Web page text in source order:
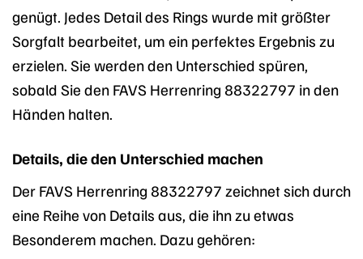
genügt. Jedes Detail des Rings wurde mit größter
Sorgfalt bearbeitet, um ein perfektes Ergebnis zu
erzielen. Sie werden den Unterschied spüren,
sobald Sie den FAVS Herrenring 88322797 in den
Händen halten.
Details, die den Unterschied machen
Der FAVS Herrenring 88322797 zeichnet sich durch
eine Reihe von Details aus, die ihn zu etwas
Besonderem machen. Dazu gehören: